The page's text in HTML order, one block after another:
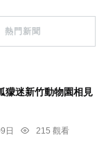
熱門新聞
獴迷新竹動物園相見
日
215 觀看